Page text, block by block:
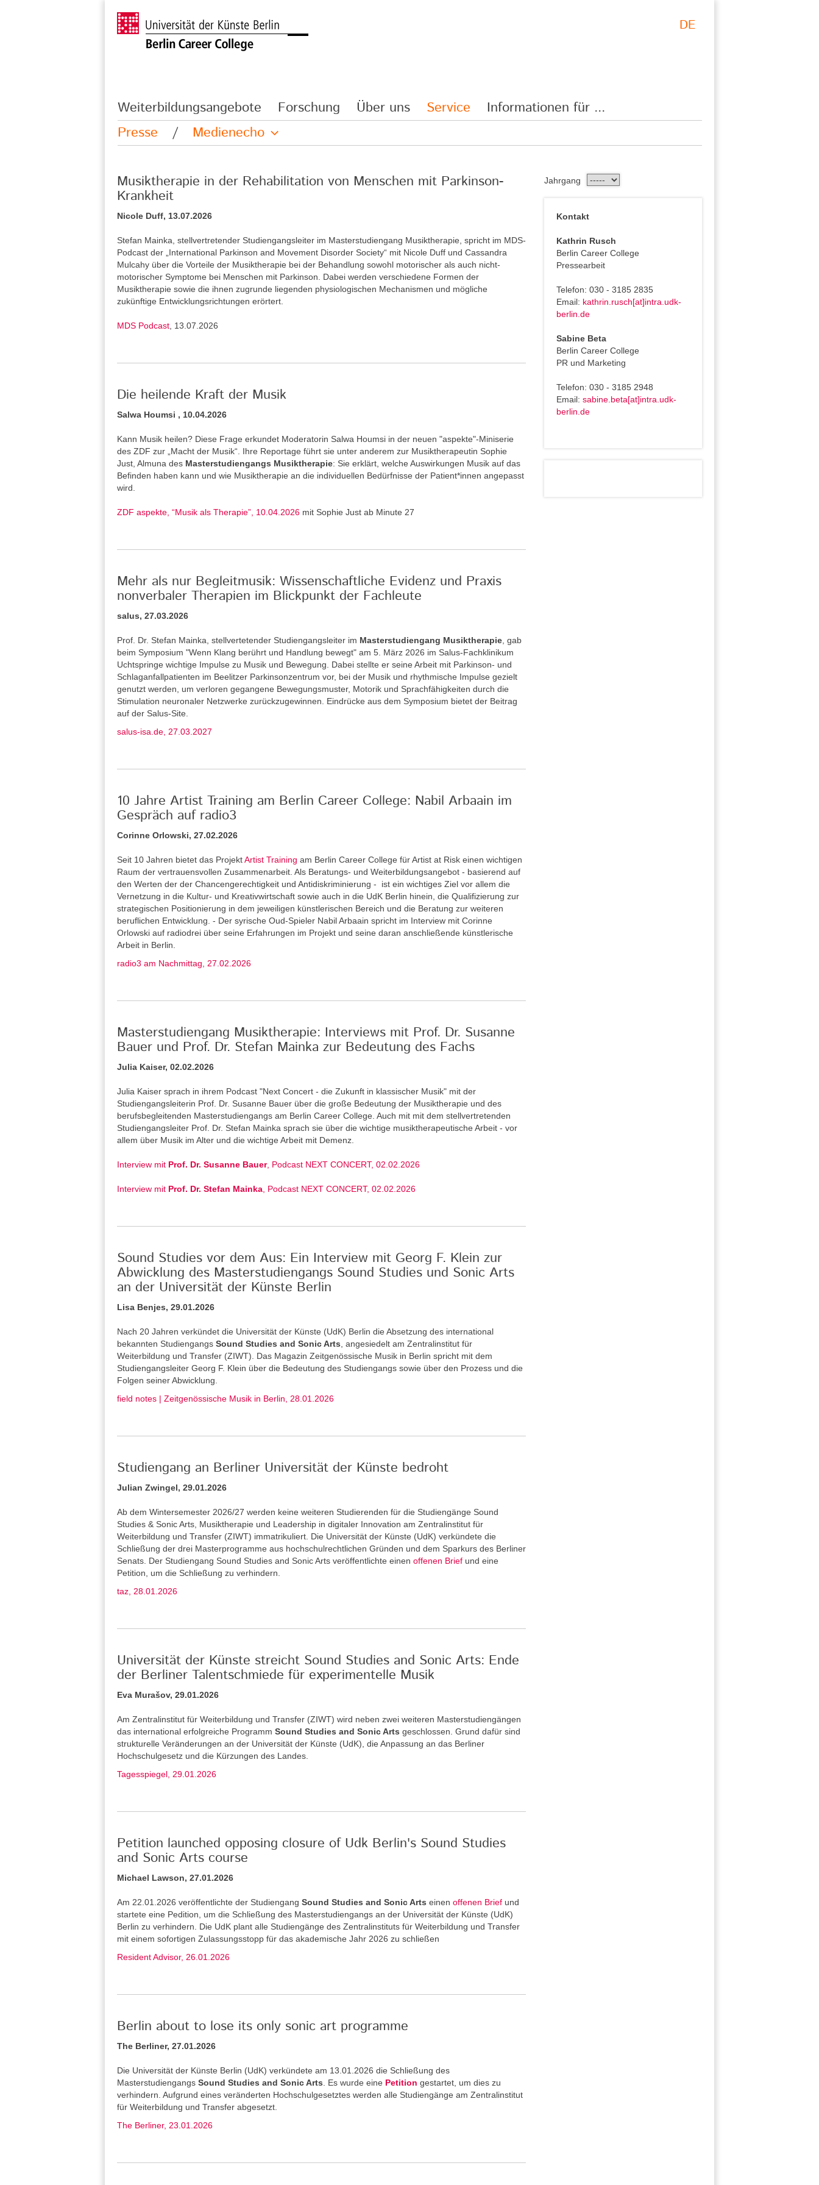
DE
Weiterbildungsangebote Forschung Über uns Service
Informationen für ...
Presse
/ Medienecho
Musiktherapie in der Rehabilitation von Menschen mit Parkinson-
Krankheit
Nicole Duff, 13.07.2026
Stefan Mainka, stellvertretender Studiengangsleiter im Masterstudiengang Musiktherapie, spricht im MDS-
Podcast der „International Parkinson and Movement Disorder Society“ mit Nicole Duff und Cassandra
Mulcahy über die Vorteile der Musiktherapie bei der Behandlung sowohl motorischer als auch nicht-
motorischer Symptome bei Menschen mit Parkinson. Dabei werden verschiedene Formen der
Musiktherapie sowie die ihnen zugrunde liegenden physiologischen Mechanismen und mögliche
zukünftige Entwicklungsrichtungen erörtert.
MDS Podcast , 13.07.2026
Die heilende Kraft der Musik
Salwa Houmsi , 10.04.2026
Kann Musik heilen? Diese Frage erkundet Moderatorin Salwa Houmsi in der neuen "aspekte"-Miniserie
des ZDF zur „Macht der Musik“. Ihre Reportage führt sie unter anderem zur Musiktherapeutin Sophie
Just, Almuna des Masterstudiengangs Musiktherapie: Sie erklärt, welche Auswirkungen Musik auf das
Befinden haben kann und wie Musiktherapie an die individuellen Bedürfnisse der Patient*innen angepasst
wird.
ZDF aspekte, “Musik als Therapie”, 10.04.2026 mit Sophie Just ab Minute 27
Mehr als nur Begleitmusik: Wissenschaftliche Evidenz und Praxis
nonverbaler Therapien im Blickpunkt der Fachleute
salus, 27.03.2026
Prof. Dr. Stefan Mainka, stellvertetender Studiengangsleiter im Masterstudiengang Musiktherapie , gab
beim Symposium "Wenn Klang berührt und Handlung bewegt" am 5. März 2026 im Salus-Fachklinikum
Uchtspringe wichtige Impulse zu Musik und Bewegung. Dabei stellte er seine Arbeit mit Parkinson- und
Schlaganfallpatienten im Beelitzer Parkinsonzentrum vor, bei der Musik und rhythmische Impulse gezielt
genutzt werden, um verloren gegangene Bewegungsmuster, Motorik und Sprachfähigkeiten durch die
Stimulation neuronaler Netzwerke zurückzugewinnen. Eindrücke aus dem Symposium bietet der Beitrag
auf der Salus-Site.
salus-isa.de, 27.03.2027
10 Jahre Artist Training am Berlin Career College: Nabil Arbaain im
Gespräch auf radio3
Corinne Orlowski, 27.02.2026
Seit 10 Jahren bietet das ProjektArtist Training am Berlin Career College für Artist at Risk einen wichtigen
Raum der vertrauensvollen Zusammenarbeit. Als Beratungs- und Weiterbildungsangebot - basierend auf
den Werten der der Chancengerechtigkeit und Antidiskriminierung - ist ein wichtiges Ziel vor allem die
Vernetzung in die Kultur- und Kreativwirtschaft sowie auch in die UdK Berlin hinein, die Qualifizierung zur
strategischen Positionierung in dem jeweiligen künstlerischen Bereich und die Beratung zur weiteren
beruflichen Entwicklung. - Der syrische Oud-Spieler Nabil Arbaain spricht im Interview mit Corinne
Orlowski auf radiodrei über seine Erfahrungen im Projekt und seine daran anschließende künstlerische
Arbeit in Berlin.
radio3 am Nachmittag, 27.02.2026
Masterstudiengang Musiktherapie: Interviews mit Prof. Dr. Susanne
Bauer und Prof. Dr. Stefan Mainka zur Bedeutung des Fachs
Julia Kaiser, 02.02.2026
Julia Kaiser sprach in ihrem Podcast "Next Concert - die Zukunft in klassischer Musik" mit der
Studiengangsleiterin Prof. Dr. Susanne Bauer über die große Bedeutung der Musiktherapie und des
berufsbegleitenden Masterstudiengangs am Berlin Career College. Auch mit mit dem stellvertretenden
Studiengangsleiter Prof. Dr. Stefan Mainka sprach sie über die wichtige musiktherapeutische Arbeit - vor
allem über Musik im Alter und die wichtige Arbeit mit Demenz.
Interview mit Prof. Dr. Susanne Bauer, Podcast NEXT CONCERT, 02.02.2026
Interview mit Prof. Dr. Stefan Mainka , Podcast NEXT CONCERT, 02.02.2026
Sound Studies vor dem Aus: Ein Interview mit Georg F. Klein zur
Abwicklung des Masterstudiengangs Sound Studies und Sonic Arts
an der Universität der Künste Berlin
Lisa Benjes, 29.01.2026
Nach 20 Jahren verkündet die Universität der Künste (UdK) Berlin die Absetzung des international
bekannten Studiengangs Sound Studies and Sonic Arts , angesiedelt am Zentralinstitut für
Weiterbildung und Transfer (ZIWT). Das Magazin Zeitgenössische Musik in Berlin spricht mit dem
Studiengangsleiter Georg F. Klein über die Bedeutung des Studiengangs sowie über den Prozess und die
Folgen seiner Abwicklung.
field notes | Zeitgenössische Musik in Berlin, 28.01.2026
Studiengang an Berliner Universität der Künste bedroht
Julian Zwingel, 29.01.2026
Ab dem Wintersemester 2026/27 werden keine weiteren Stu­dierenden für die Studiengänge Sound
Studies & Sonic Arts, Musiktherapie und Leadership in digitaler Innovation am Zentralinstitut für
Weiterbildung und Transfer (ZIWT) immatrikuliert. Die Universität der Künste (UdK) verkündete die
Schließung der drei Masterprogramme aus hochschulrechtlichen Gründen und dem Sparkurs des Berliner
Senats. Der Studiengang Sound Studies and Sonic Arts veröffentlichte einen offenen Brief und eine
Petition, um die Schließung zu verhindern.
taz, 28.01.2026
Universität der Künste streicht Sound Studies and Sonic Arts: Ende
der Berliner Talentschmiede für experimentelle Musik
Eva Murašov, 29.01.2026
Am Zentralinstitut für Weiterbildung und Transfer (ZIWT) wird neben zwei weiteren Masterstudiengängen
das international erfolgreiche Programm Sound Studies and Sonic Arts geschlossen. Grund dafür sind
strukturelle Veränderungen an der Universität der Künste (UdK), die Anpassung an das Berliner
Hochschulgesetz und die Kürzungen des Landes.
Tagesspiegel, 29.01.2026
Petition launched opposing closure of Udk Berlin's Sound Studies
and Sonic Arts course
Michael Lawson, 27.01.2026
Am 22.01.2026 veröffentlichte der Studiengang Sound Studies and Sonic Arts einen offenen Brief und
startete eine Pedition, um die Schließung des Masterstudiengangs an der Universität der Künste (UdK)
Berlin zu verhindern. Die UdK plant alle Studiengänge des Zentralinstituts für Weiterbildung und Transfer
mit einem sofortigen Zulassungsstopp für das akademische Jahr 2026 zu schließen
Resident Advisor, 26.01.2026
Berlin about to lose its only sonic art programme
The Berliner, 27.01.2026
Die Universität der Künste Berlin (UdK) verkündete am 13.01.2026 die Schließung des
Masterstudiengangs Sound Studies and Sonic Arts . Es wurde eine Petition gestartet, um dies zu
verhindern. Aufgrund eines veränderten Hochschulgesetztes werden alle Studiengänge am Zentralinstitut
für Weiterbildung und Transfer abgesetzt.
The Berliner, 23.01.2026
Jahrgang
Kontakt
Kathrin Rusch
Berlin Career College
Pressearbeit
Telefon: 030 - 3185 2835
Email: kathrin.rusch[at]intra.udk-
berlin.de
Sabine Beta
Berlin Career College
PR und Marketing
Telefon: 030 - 3185 2948
Email:sabine.beta[at]intra.udk-
berlin.de